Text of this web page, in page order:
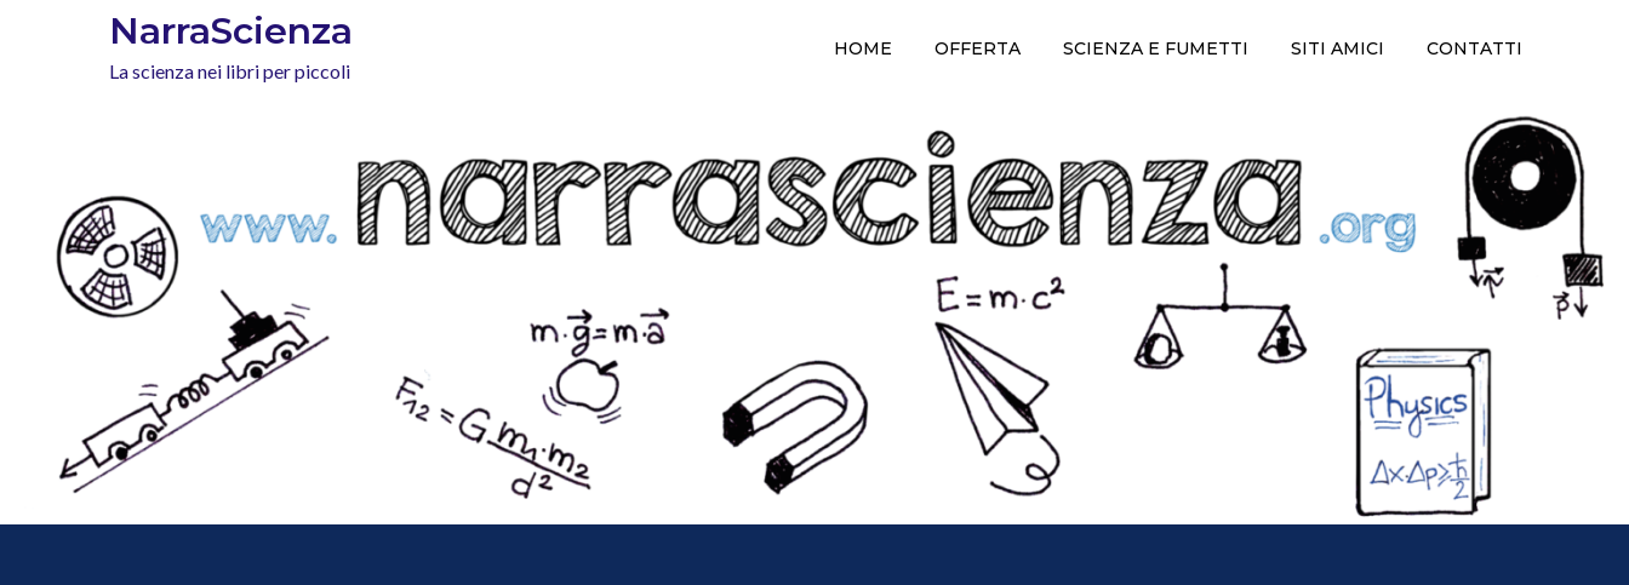
NarraScienza
La scienza nei libri per piccoli
HOME OFFERTA SCIENZA E FUMETTI SITI AMICI CONTATTI